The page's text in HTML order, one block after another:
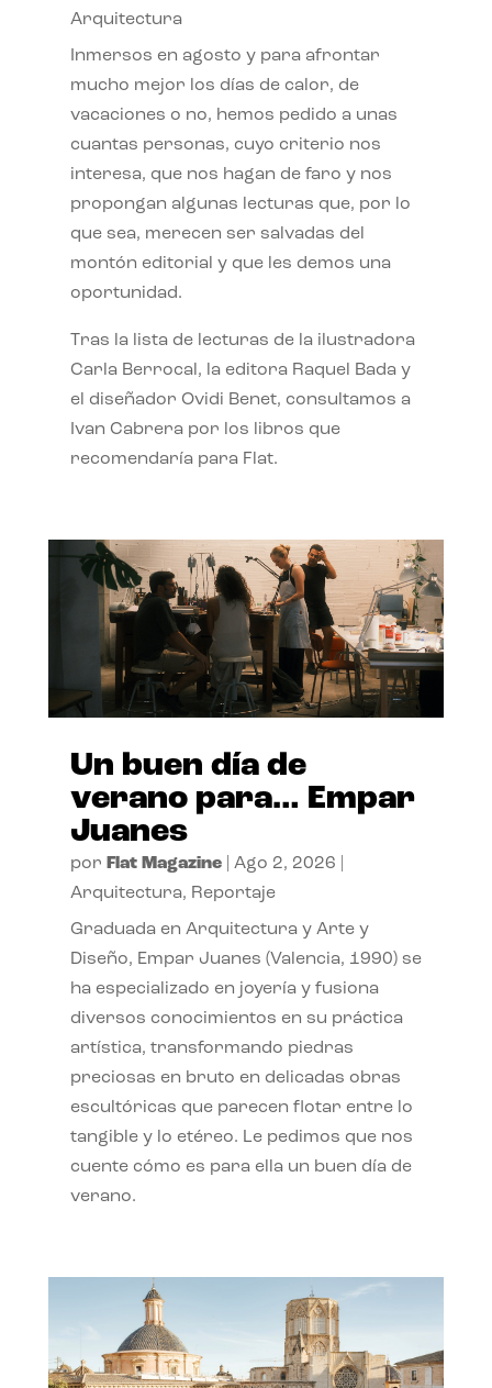
Arquitectura
Inmersos en agosto y para afrontar
mucho mejor los días de calor, de
vacaciones o no, hemos pedido a unas
cuantas personas, cuyo criterio nos
interesa, que nos hagan de faro y nos
propongan algunas lecturas que, por lo
que sea, merecen ser salvadas del
montón editorial y que les demos una
oportunidad.
Tras la lista de lecturas de la ilustradora
Carla Berrocal, la editora Raquel Bada y
el diseñador Ovidi Benet, consultamos a
Ivan Cabrera por los libros que
recomendaría para Flat.
Un buen día de
verano para… Empar
Juanes
por Flat Magazine| Ago 2, 2026
Arquitectura, Reportaje
Graduada en Arquitectura y Arte y
Diseño, Empar Juanes (Valencia, 1990) se
ha especializado en joyería y fusiona
diversos conocimientos en su práctica
artística, transformando piedras
preciosas en bruto en delicadas obras
escultóricas que parecen flotar entre lo
tangible y lo etéreo. Le pedimos que nos
cuente cómo es para ella un buen día de
verano.